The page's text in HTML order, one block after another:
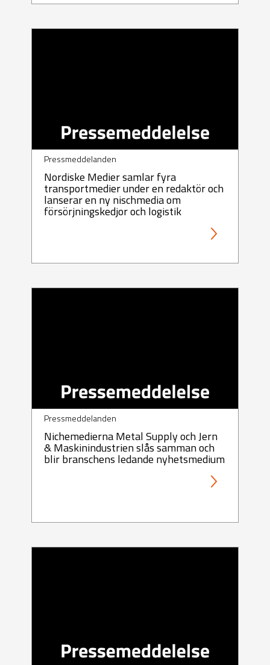
Pressmeddelanden
Nordiske Medier samlar fyra
transportmedier under en redaktör och
lanserar en ny nischmedia om
försörjningskedjor och logistik
Pressmeddelanden
Nichemedierna Metal Supply och Jern
& Maskinindustrien slås samman och
blir branschens ledande nyhetsmedium